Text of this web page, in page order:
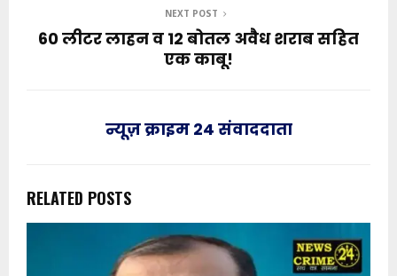
NEXT POST
60 लीटर लाहन व 12 बोतल अवैध शराब सहित
एक काबू!
न्यूज़ क्राइम 24 संवाददाता
RELATED POSTS